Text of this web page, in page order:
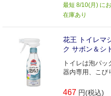
最短 8/10(月) に
在庫あり
花王 トイレマ
ク サボン＆シ
トイレは泡パ
器内専用、こび
467 円(税込)